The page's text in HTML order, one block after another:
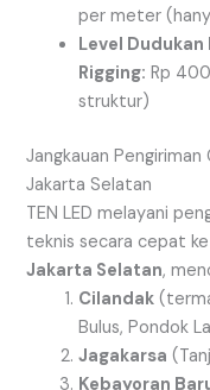
per meter
Level Dudukan
Rigging: Rp
struktur)
Jangkauan
Jakarta Selatan
TEN LED melayani
teknis secara cepat
Jakarta Selatan,
Cilandak
Bulus, Pondok
Jagakarsa
Kebayoran